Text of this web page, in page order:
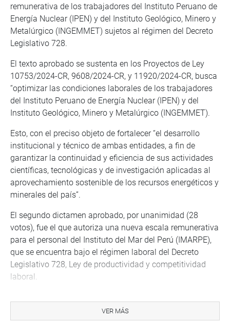
remunerativa de los trabajadores del Instituto Peruano de
Energía Nuclear (IPEN) y del Instituto Geológico, Minero y
Metalúrgico (INGEMMET) sujetos al régimen del Decreto
Legislativo 728.
El texto aprobado se sustenta en los Proyectos de Ley
10753/2024-CR, 9608/2024-CR, y 11920/2024-CR, busca
“optimizar las condiciones laborales de los trabajadores
del Instituto Peruano de Energía Nuclear (IPEN) y del
Instituto Geológico, Minero y Metalúrgico (INGEMMET).
Esto, con el preciso objeto de fortalecer “el desarrollo
institucional y técnico de ambas entidades, a fin de
garantizar la continuidad y eficiencia de sus actividades
científicas, tecnológicas y de investigación aplicadas al
aprovechamiento sostenible de los recursos energéticos y
minerales del país”.
El segundo dictamen aprobado, por unanimidad (28
votos), fue el que autoriza una nueva escala remunerativa
para el personal del Instituto del Mar del Perú (IMARPE),
que se encuentra bajo el régimen laboral del Decreto
Legislativo 728, Ley de productividad y competitividad
laboral.
11930/2024-CR, 12109/2025-CR, y 2515/2025-CR, cuya
VER MÁS